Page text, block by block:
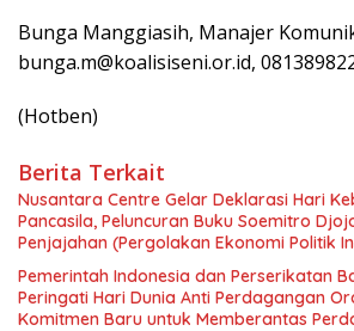
Bunga Manggiasih, Manajer
bunga.m@koalisiseni.or.id,
(Hotben)
Berita Terkait
Nusantara Centre Gelar Deklarasi Hari
Pancasila, Peluncuran Buku Soemitro
Penjajahan (Pergolakan Ekonomi Politik
Simposium Nasional “Urgensi Undang-
Nasional dan Kesejahteraan Sosial dalam
Menuju Indonesia Emas 2045”,
Pemerintah Indonesia dan Perserikatan
Peringati Hari Dunia Anti Perdagangan
Komitmen Baru untuk Memberantas